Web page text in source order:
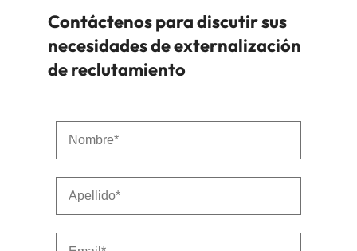
Contáctenos para discutir sus
necesidades de externalización
de reclutamiento